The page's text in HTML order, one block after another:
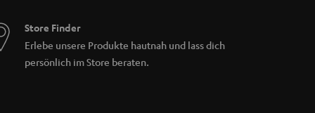
Store Finder
Erlebe unsere Produkte hautnah und lass dich
persönlich im Store beraten.